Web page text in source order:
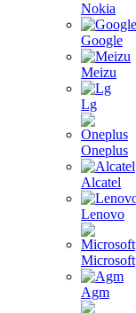
Nokia
Google
Meizu
Lg
Oneplus
Alcatel
Lenovo
Microsoft
Agm